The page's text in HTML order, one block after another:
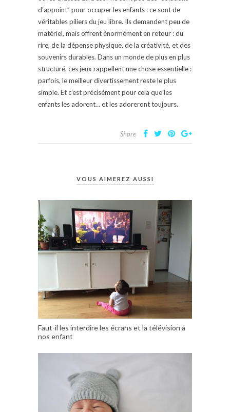
d’appoint” pour occuper les enfants : ce sont de
véritables piliers du jeu libre. Ils demandent peu de
matériel, mais offrent énormément en retour : du
rire, de la dépense physique, de la créativité, et des
souvenirs durables. Dans un monde de plus en plus
structuré, ces jeux rappellent une chose essentielle :
parfois, le meilleur divertissement reste le plus
simple. Et c’est précisément pour cela que les
enfants les adorent… et les adoreront toujours.
Share
VOUS AIMEREZ AUSSI
Faut-il les interdire les écrans et la télévision à
nos enfant